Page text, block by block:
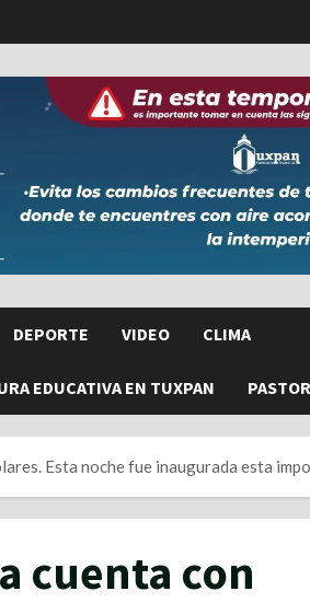
DEPORTE VIDEO CLIMA
EDUCATIVA EN TUXPAN
Esta noche fue inaugurada esta
cuenta con